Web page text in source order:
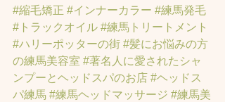
#縮毛矯正 #インナーカラー #練馬発毛
#トラックオイル #練馬トリートメント
#ハリーポッターの街 #髪にお悩みの方
の練馬美容室 #著名人に愛されたシャ
ンプーとヘッドスパのお店 #ヘッドス
パ練馬 #練馬ヘッドマッサージ #練馬美